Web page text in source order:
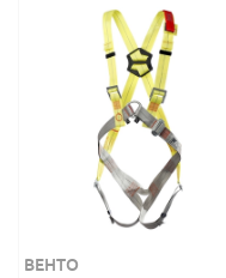
ВЕНТО